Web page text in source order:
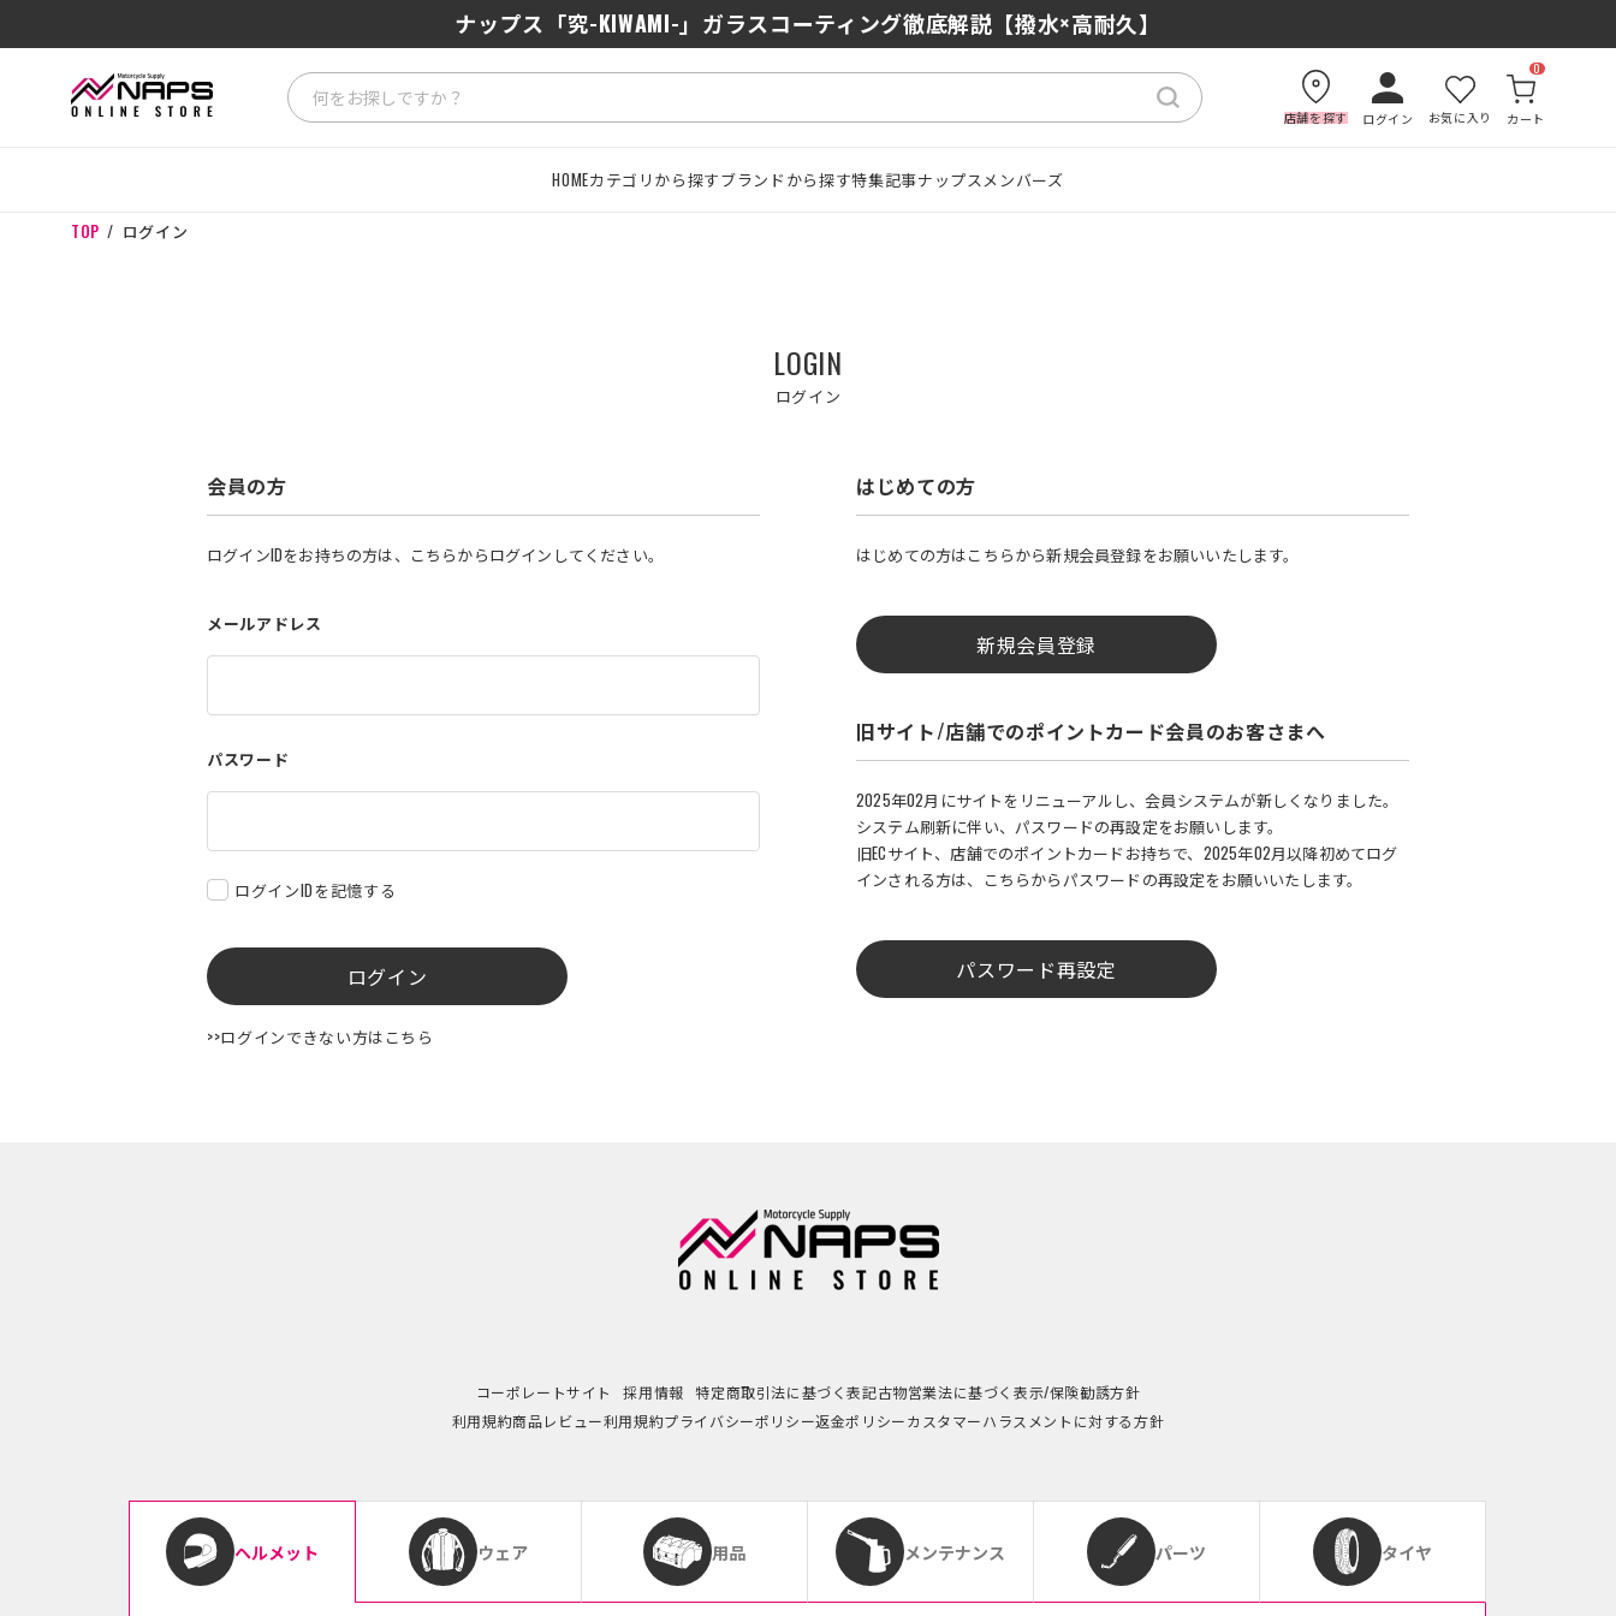
ナップス「究-KIWAMI-」ガラスコーティング徹底解説【撥水×高耐久】
店舗を探す ログイン お気に入り カート
0
HOMEカテゴリから探すブランドから探す特集記事ナップスメンバーズ
TOP ログイン
LOGIN
ログイン
会員の方
ログインIDをお持ちの方は、こちらからログインしてください。
メールアドレス
パスワード
ログインIDを記憶する
ログイン
>>ログインできない方はこちら
はじめての方
はじめての方はこちらから新規会員登録をお願いいたします。
新規会員登録
旧サイト/店舗でのポイントカード会員のお客さまへ
2025年02月にサイトをリニューアルし、会員システムが新しくなりました。
システム刷新に伴い、パスワードの再設定をお願いします。
旧ECサイト、店舗でのポイントカードお持ちで、2025年02月以降初めてログ
インされる方は、こちらからパスワードの再設定をお願いいたします。
パスワード再設定
コーポレートサイト 採用情報 特定商取引法に基づく表記古物営業法に基づく表示/保険勧誘方針
利用規約商品レビュー利用規約プライバシーポリシー返金ポリシーカスタマーハラスメントに対する方針
ヘルメット ウェア 用品 メンテナンス パーツ タイヤ